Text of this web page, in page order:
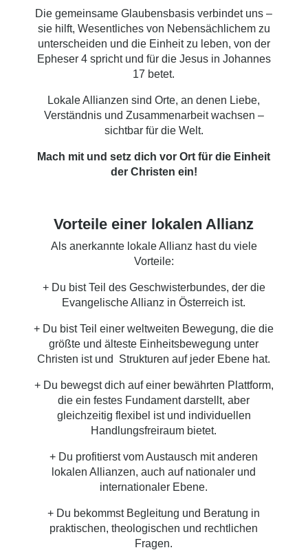
Die gemeinsame Glaubensbasis verbindet uns –
sie hilft, Wesentliches von Nebensächlichem zu
unterscheiden und die Einheit zu leben, von der
Epheser 4 spricht und für die Jesus in Johannes
17 betet.
Lokale Allianzen sind Orte, an denen Liebe,
Verständnis und Zusammenarbeit wachsen –
sichtbar für die Welt.
Mach mit und setz dich vor Ort für die Einheit
der Christen ein!
Vorteile einer lokalen Allianz
Als anerkannte lokale Allianz hast du viele
Vorteile:
+ Du bist Teil des Geschwisterbundes, der die
Evangelische Allianz in Österreich ist.
+ Du bist Teil einer weltweiten Bewegung, die die
größte und älteste Einheitsbewegung unter
Christen ist und Strukturen auf jeder Ebene hat.
+ Du bewegst dich auf einer bewährten Plattform,
die ein festes Fundament darstellt, aber
gleichzeitig flexibel ist und individuellen
Handlungsfreiraum bietet.
+ Du profitierst vom Austausch mit anderen
lokalen Allianzen, auch auf nationaler und
internationaler Ebene.
+ Du bekommst Begleitung und Beratung in
praktischen, theologischen und rechtlichen
Fragen.